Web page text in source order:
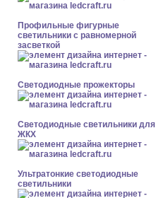
Профильные фигурные
светильники с равномерной
засветкой
Светодиодные прожекторы
Светодиодные светильники для
ЖКХ
Ультратонкие светодиодные
светильники